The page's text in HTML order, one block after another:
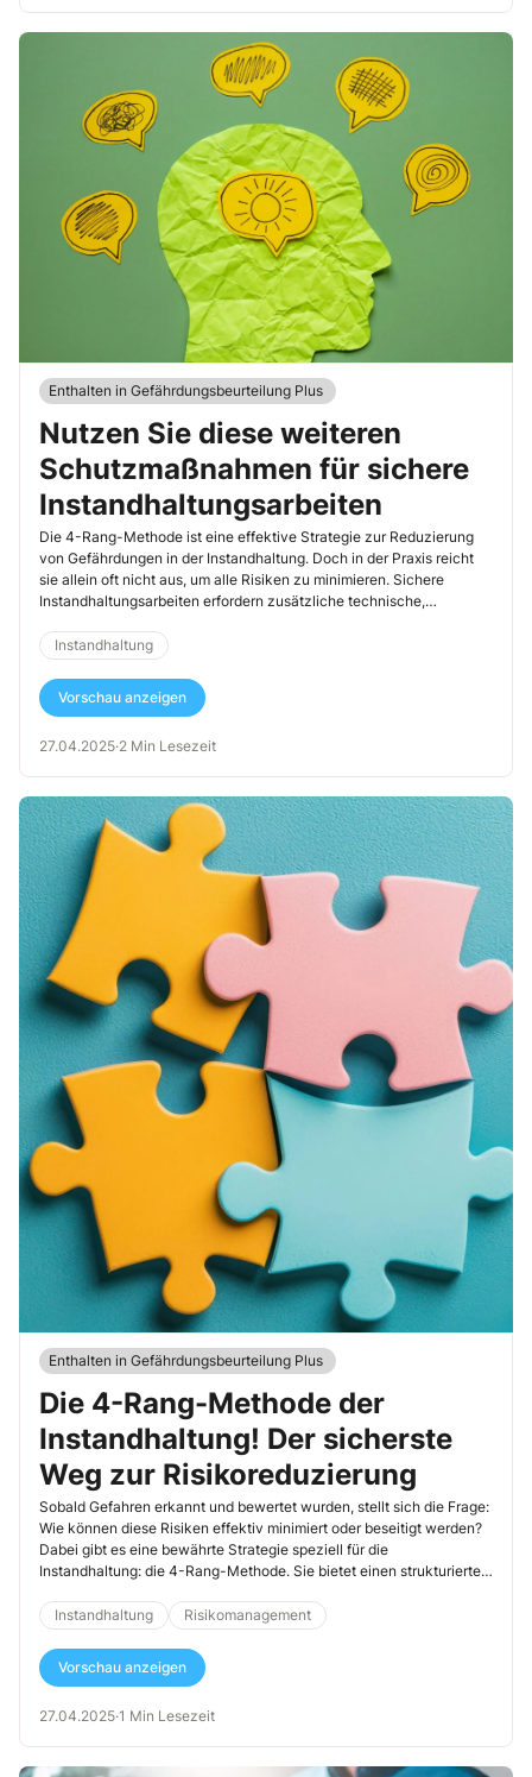
Enthalten in Gefährdungsbeurteilung Plus
Nutzen Sie diese weiteren
Schutzmaßnahmen für sichere
Instandhaltungsarbeiten
Die 4-Rang-Methode ist eine effektive Strategie zur Reduzierung
von Gefährdungen in der Instandhaltung. Doch in der Praxis reicht
sie allein oft nicht aus, um alle Risiken zu minimieren. Sichere
Instandhaltungsarbeiten erfordern zusätzliche technische,
nicht nur, Unfälle zu verhindern, sondern verbessern auch die
Arbeitsbedingungen und sorgen für eine langfristige Sicherheit der
Beschäftigten.
Instandhaltung
Vorschau anzeigen
27.04.2025·2 Min Lesezeit
Enthalten in Gefährdungsbeurteilung Plus
Die 4-Rang-Methode der
Instandhaltung! Der sicherste
Weg zur Risikoreduzierung
Sobald Gefahren erkannt und bewertet wurden, stellt sich die Frage:
Wie können diese Risiken effektiv minimiert oder beseitigt werden?
Dabei gibt es eine bewährte Strategie speziell für die
Instandhaltung: die 4-Rang-Methode. Sie bietet einen strukturierten
bestmöglichen Schutz für die Beschäftigten sicherzustellen.
Instandhaltung Risikomanagement
Vorschau anzeigen
27.04.2025·1 Min Lesezeit